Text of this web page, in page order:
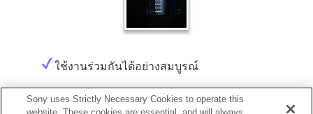
ใช้งานร่วมกันได้อย่างสมบูรณ์
Sony uses Strictly Necessary Cookies to operate this